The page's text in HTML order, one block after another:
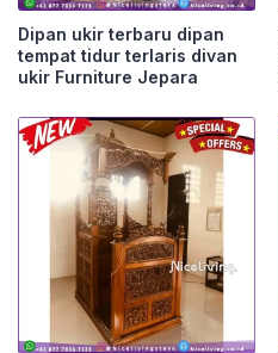
Dipan ukir terbaru dipan
tempat tidur terlaris divan
ukir Furniture Jepara